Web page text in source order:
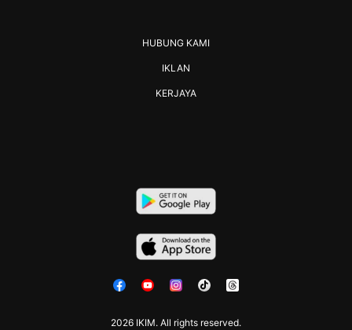
2026 IKIM. All rights reserved.
HUBUNG KAMI
IKLAN
KERJAYA